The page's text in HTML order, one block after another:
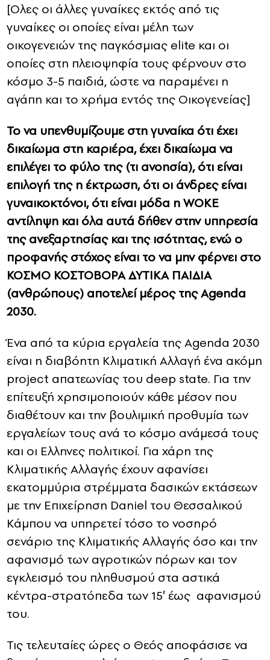
[Ολες οι άλλες γυναίκες εκτός από τις
γυναίκες οι οποίες είναι μέλη των
οικογενειών της παγκόσμιας elite και οι
οποίες στη πλειοψηφία τους φέρνουν στο
κόσμο 3-5 παιδιά, ώστε να παραμένει η
αγάπη και το χρήμα εντός της Οικογενείας]
Το να υπενθυμίζουμε στη γυναίκα ότι έχει
δικαίωμα στη καριέρα, έχει δικαίωμα να
επιλέγει το φύλο της (τι ανοησία), ότι είναι
επιλογή της η έκτρωση, ότι οι άνδρες είναι
γυναικοκτόνοι, ότι είναι μόδα η WOKE
αντίληψη και όλα αυτά δήθεν στην υπηρεσία
της ανεξαρτησίας και της ισότητας, ενώ ο
προφανής στόχος είναι το να μην φέρνει στο
ΚΟΣΜΟ ΚΟΣΤΟΒΟΡΑ ΔΥΤΙΚΑ ΠΑΙΔΙΑ
(ανθρώπους) αποτελεί μέρος της Agenda
2030.
Ένα από τα κύρια εργαλεία της Agenda 2030
είναι η διαβόητη Κλιματική Αλλαγή ένα ακόμη
project απατεωνίας του deep state. Για την
επίτευξή χρησιμοποιούν κάθε μέσον που
διαθέτουν και την βουλιμική προθυμία των
εργαλείων τους ανά το κόσμο ανάμεσά τους
και οι Ελληνες πολιτικοί. Για χάρη της
Κλιματικής Αλλαγής έχουν αφανίσει
εκατομμύρια στρέμματα δασικών εκτάσεων
με την Επιχείρηση Daniel του Θεσσαλικού
Κάμπου να υπηρετεί τόσο το νοσηρό
σενάριο της Κλιματικής Αλλαγής όσο και την
αφανισμό των αγροτικών πόρων και τον
εγκλεισμό του πληθυσμού στα αστικά
κέντρα-στρατόπεδα των 15′ έως αφανισμού
του.
Τις τελευταίες ώρες ο Θεός αποφάσισε να